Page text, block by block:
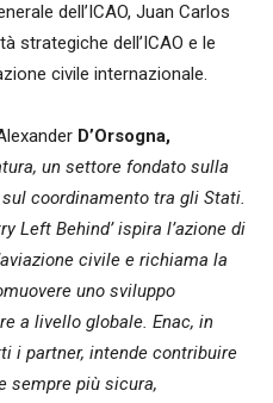
dell’ICAO, Juan Carlos
strategiche dell’ICAO e le
civile internazionale.
D’Orsogna,
un settore fondato sulla
coordinamento tra gli Stati.
Left Behind’ ispira l’azione di
civile e richiama la
uno sviluppo
a livello globale. Enac, in
i partner, intende contribuire
sempre più sicura,